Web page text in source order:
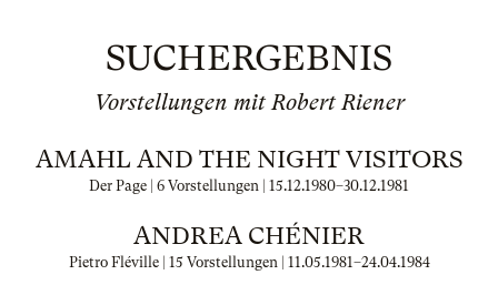
SUCHERGEBNIS
Vorstellungen mit Robert Riener
AMAHL AND THE NIGHT VISITORS
Der Page | 6 Vorstellungen | 15.12.1980–30.12.1981
ANDREA CHÉNIER
Pietro Fléville | 15 Vorstellungen | 11.05.1981–24.04.1984